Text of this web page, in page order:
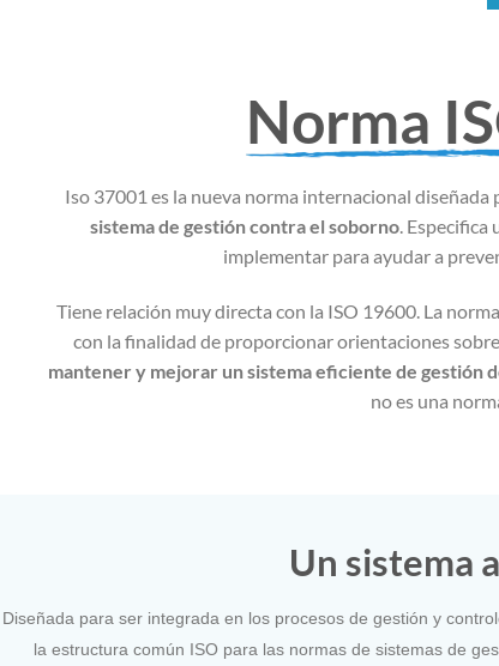
Norma
Iso 37001 es la nueva norma internacional diseñada
sistema de gestión contra el soborno. Especifica
implementar para ayudar a
Tiene relación muy directa con la ISO 19600. La
con la finalidad de proporcionar orientaciones
mantener y mejorar un sistema eficiente de gestión
no es una
Un sistema
Diseñada para ser integrada en los procesos de gestión y
la estructura común ISO para las normas de sistemas de